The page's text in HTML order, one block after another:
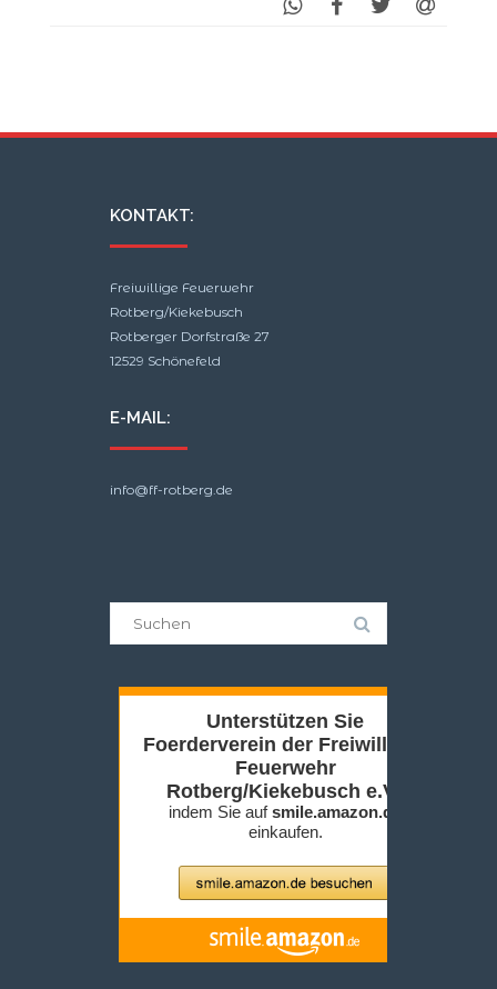
KONTAKT:
Freiwillige Feuerwehr
Rotberg/Kiekebusch
Rotberger Dorfstraße 27
12529 Schönefeld
E-MAIL:
info@ff-rotberg.de